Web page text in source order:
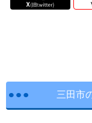
三田市